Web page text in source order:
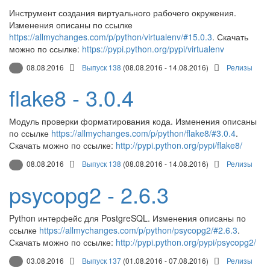
Инструмент создания виртуального рабочего окружения.
Изменения описаны по ссылке
https://allmychanges.com/p/python/virtualenv/#15.0.3. Скачать
можно по ссылке: https://pypi.python.org/pypi/virtualenv
08.08.2016 Выпуск 138 (08.08.2016 - 14.08.2016) Релизы
flake8 - 3.0.4
Модуль проверки форматирования кода. Изменения описаны
по ссылке https://allmychanges.com/p/python/flake8/#3.0.4.
Скачать можно по ссылке: http://pypi.python.org/pypi/flake8/
08.08.2016 Выпуск 138 (08.08.2016 - 14.08.2016) Релизы
psycopg2 - 2.6.3
Python интерфейс для PostgreSQL. Изменения описаны по
ссылке https://allmychanges.com/p/python/psycopg2/#2.6.3.
Скачать можно по ссылке: http://pypi.python.org/pypi/psycopg2/
03.08.2016 Выпуск 137 (01.08.2016 - 07.08.2016) Релизы